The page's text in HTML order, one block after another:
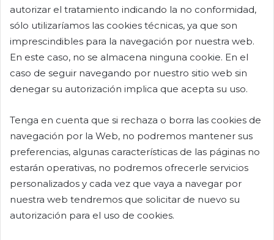
autorizar el tratamiento indicando la no conformidad,
sólo utilizaríamos las cookies técnicas, ya que son
imprescindibles para la navegación por nuestra web.
En este caso, no se almacena ninguna cookie. En el
caso de seguir navegando por nuestro sitio web sin
denegar su autorización implica que acepta su uso.
Tenga en cuenta que si rechaza o borra las cookies de
navegación por la Web, no podremos mantener sus
preferencias, algunas características de las páginas no
estarán operativas, no podremos ofrecerle servicios
personalizados y cada vez que vaya a navegar por
nuestra web tendremos que solicitar de nuevo su
autorización para el uso de cookies.